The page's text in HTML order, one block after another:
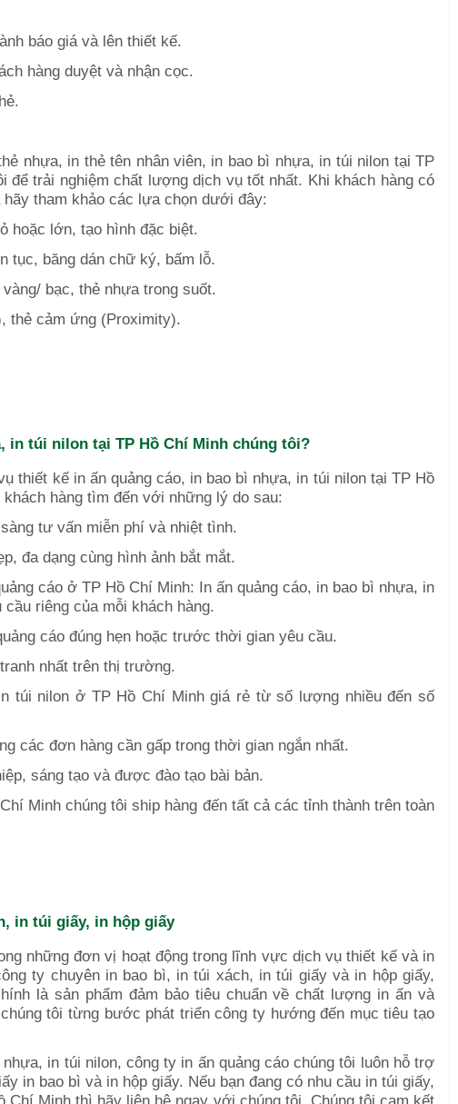
mẫu mã.
báo giá và lên thiết kế.
hàng duyệt và nhận cọc.
nhựa, in thẻ tên nhân viên, in bao bì nhựa, in túi nilon tại TP
để trải nghiệm chất lượng dịch vụ tốt nhất. Khi khách hàng có
tham khảo các lựa chọn dưới đây:
hoặc lớn, tạo hình đặc biệt.
tục, băng dán chữ ký, bấm lỗ.
bạc, thẻ nhựa trong suốt.
thẻ cảm ứng (Proximity).
in túi nilon tại TP Hồ Chí Minh chúng tôi?
thiết kế in ấn quảng cáo, in bao bì nhựa, in túi nilon tại TP Hồ
hàng tìm đến với những lý do sau:
tư vấn miễn phí và nhiệt tình.
đa dạng cùng hình ảnh bắt mắt.
cáo ở TP Hồ Chí Minh: In ấn quảng cáo, in bao bì nhựa, in
riêng của mỗi khách hàng.
cáo đúng hẹn hoặc trước thời gian yêu cầu.
nhất trên thị trường.
túi nilon ở TP Hồ Chí Minh giá rẻ từ số lượng nhiều đến số
các đơn hàng cần gấp trong thời gian ngắn nhất.
sáng tạo và được đào tạo bài bản.
Minh chúng tôi ship hàng đến tất cả các tỉnh thành trên toàn
in túi giấy, in hộp giấy
những đơn vị hoạt động trong lĩnh vực dịch vụ thiết kế và in
ty chuyên in bao bì, in túi xách, in túi giấy và in hộp giấy,
là sản phẩm đảm bảo tiêu chuẩn về chất lượng in ấn và
tôi từng bước phát triển công ty hướng đến mục tiêu tạo
in túi nilon, công ty in ấn quảng cáo chúng tôi luôn hỗ trợ
in bao bì và in hộp giấy. Nếu bạn đang có nhu cầu in túi giấy,
Minh thì hãy liên hệ ngay với chúng tôi. Chúng tôi cam kết